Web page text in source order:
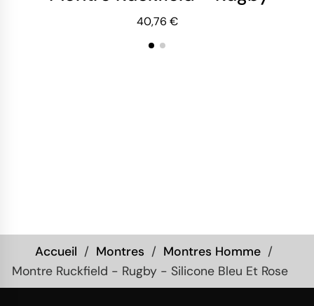
40,76 €
Accueil Montres
Montres Homme
Montre Ruckfield - Rugby - Silicone Bleu Et Rose